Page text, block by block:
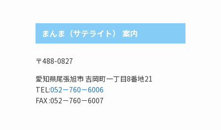
まんま（サテライト） 案内
〒488-0827
愛知県尾張旭市 吉岡町一丁目8番地21
TEL:052－760－6006
FAX :052－760－6007